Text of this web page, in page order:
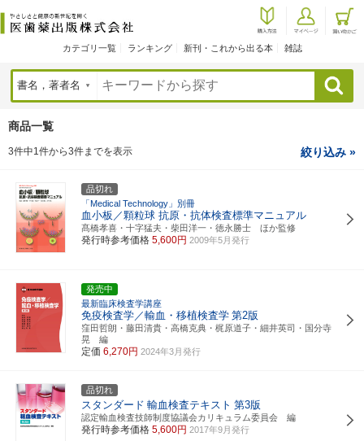
カテゴリ一覧 ランキング 新刊・これから出る本 雑誌
検索
商品一覧
3件中1件から3件までを表示 絞り込み »
品切れ
「Medical Technology」別冊
血小板／顆粒球 抗原・抗体検査標準マニュアル
髙橋孝喜・十字猛夫・柴田洋一・徳永勝士 ほか監修
発行時参考価格 5,600円 2009年5月発行
発売中
最新臨床検査学講座
免疫検査学／輸血・移植検査学 第2版
窪田哲朗・藤田清貴・高橋克典・梶原道子・細井英司・国分寺
晃 編
定価 6,270円 2024年3月発行
品切れ
スタンダード 輸血検査テキスト 第3版
認定輸血検査技師制度協議会カリキュラム委員会 編
発行時参考価格 5,600円 2017年9月発行